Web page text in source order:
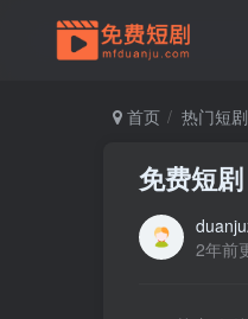
首页 热门短剧
免费短
2年前